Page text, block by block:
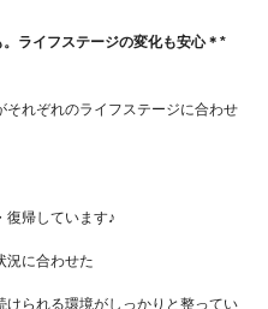
ライフステージの変化も安心＊*
れぞれのライフステージに合わせ
復帰しています♪
況に合わせた
られる環境がしっかりと整ってい